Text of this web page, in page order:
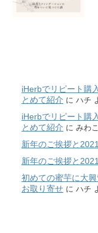
iHerbでリピート購
とめて紹介 に ハチ
iHerbでリピート購
とめて紹介 に みわこ
新年のご挨拶と
新年のご挨拶と
初めての蜜芋に大
お取り寄せ に ハチ